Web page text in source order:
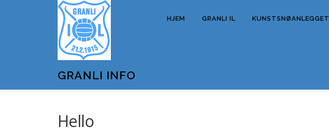
GRANLI INFO
HJEM GRANLI IL KUNSTSNØANLEGGET
Hello